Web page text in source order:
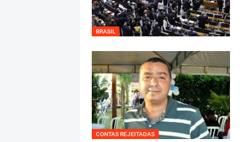
BRASIL
CONTAS REJEITADAS